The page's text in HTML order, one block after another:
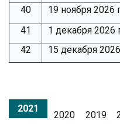
40 19 ноября 2026
41
1 декабря 2026
42
15 декабря
2021
2020 2019